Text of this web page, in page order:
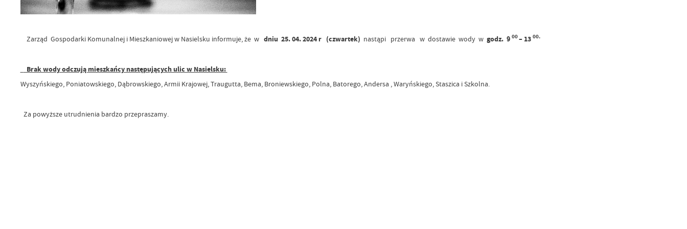
Zarząd Gospodarki Komunalnej i Mieszkaniowej w Nasielsku informuje, że w dniu 25. 04. 2024 r (czwartek) nastąpi przerwa w dostawie wody w godz. 9 00– 13 00.
Brak wody odczują mieszkańcy następujących ulic w Nasielsku:
Wyszyńskiego, Poniatowskiego, Dąbrowskiego, Armii Krajowej, Traugutta, Bema, Broniewskiego, Polna, Batorego, Andersa , Waryńskiego, Staszica i Szkolna.
Za powyższe utrudnienia bardzo przepraszamy.